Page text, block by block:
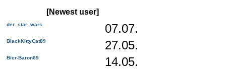
[Newest user]
der_star_wars 07.07.
BlackKittyCat89 27.05.
Bier-Baron69 14.05.